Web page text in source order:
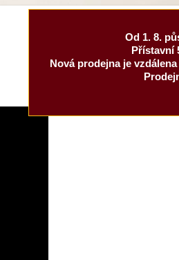
Od 1. 8.
Přístavní
Nová prodejna je